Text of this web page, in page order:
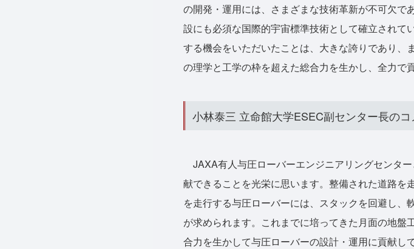
の開発・運用には、さまざまな技術革新が不可欠
設にも必須な国際的宇宙標準技術として確立され
する機会をいただいたことは、大きな誇りであり
の理学と工学の枠を超えた総合力を生かし、全力で
小林泰三 立命館大学ESEC副センター長のコ
JAXA有人与圧ローバーエンジニアリングセンタ
献できることを光栄に思います。整備された道路
を走行する与圧ローバーには、スタックを回避し
が求められます。これまでに培ってきた月面の地
合力を生かして与圧ローバーの設計・運用に貢献し